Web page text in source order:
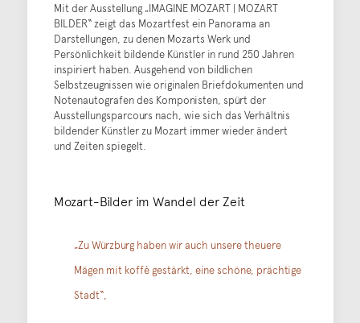
Mit der Ausstellung „IMAGINE MOZART | MOZART
BILDER“ zeigt das Mozartfest ein Panorama an
Darstellungen, zu denen Mozarts Werk und
Persönlichkeit bildende Künstler in rund 250 Jahren
inspiriert haben. Ausgehend von bildlichen
Selbstzeugnissen wie originalen Briefdokumenten und
Notenautografen des Komponisten, spürt der
Ausstellungsparcours nach, wie sich das Verhältnis
bildender Künstler zu Mozart immer wieder ändert
und Zeiten spiegelt.
Mozart-Bilder im Wandel der Zeit
„Zu Würzburg haben wir auch unsere theuere
Mägen mit koffè gestärkt, eine schöne, prächtige
Stadt“,